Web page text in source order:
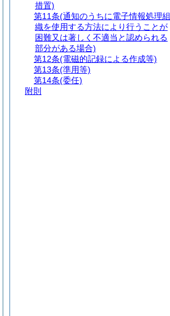
措置)
第11条(通知のうちに電子情報処理組
織を使用する方法により行うことが
困難又は著しく不適当と認められる
部分がある場合)
第12条(電磁的記録による作成等)
第13条(準用等)
第14条(委任)
附則